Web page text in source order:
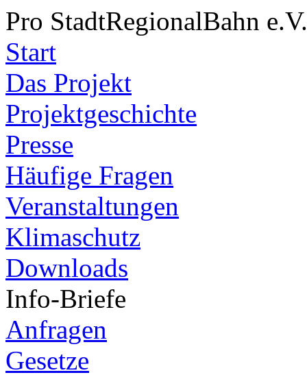
Pro StadtRegionalBahn e.V.
Start
Das Projekt
Projektgeschichte
Presse
Häufige Fragen
Veranstaltungen
Klimaschutz
Downloads
Info-Briefe
Anfragen
Gesetze